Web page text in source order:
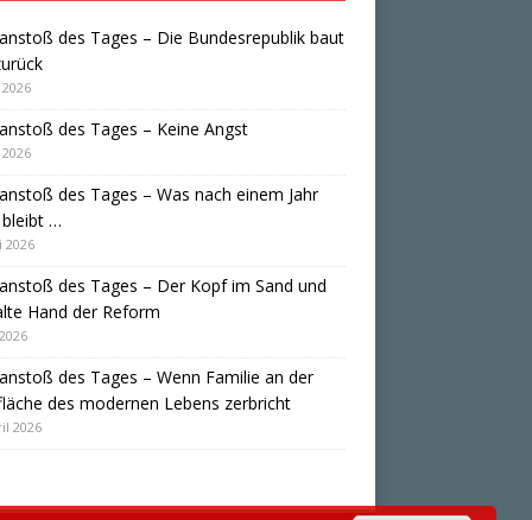
des Tages – Die Bundesrepublik baut
des Tages – Keine Angst
des Tages – Was nach einem Jahr
…
2026
des Tages – Der Kopf im Sand und
Hand der Reform
des Tages – Wenn Familie an der
des modernen Lebens zerbricht
2026